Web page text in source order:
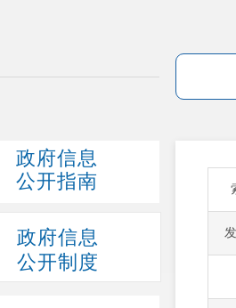
政府信息
公开指南
政府信息
公开制度